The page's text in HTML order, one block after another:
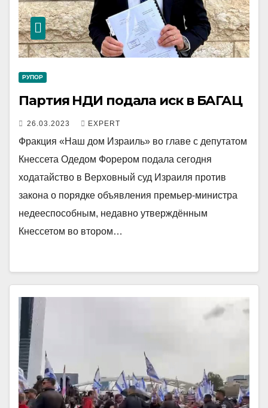
РУПОР
Партия НДИ подала иск в БАГАЦ
26.03.2023 EXPERT
Фракция «Наш дом Израиль» во главе с депутатом
Кнессета Одедом Форером подала сегодня
ходатайство в Верховный суд Израиля против
закона о порядке объявления премьер-министра
недееспособным, недавно утверждённым
Кнессетом во втором…